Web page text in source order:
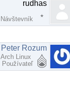
rudhas
Návštevník
Peter Rozum
Arch Linux
Používateľ